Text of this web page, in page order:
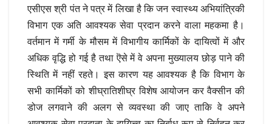
एसीएस श्री पंत ने पत्र में लिखा है कि जन स्वास्थ्य अभियांत्रिकी
विभाग एक अति आवश्यक सेवा प्रदान करने वाला महकमा है।
वर्तमान में गर्मी के मौसम में विभागीय कार्मिकों के दायित्वों में और
अधिक वृद्धि हो गई है तथा ऎसे में वे अपना मुख्यालय छोड़ पाने की
स्थिति में नहीं रहते। इस कारण यह आवश्यक है कि विभाग के
सभी कार्मिकों को शीघ्रातिशीघ्र विशेष आयोजन कर वैक्सीन की
डोज लगवाने की अलग से व्यवस्था की जाए ताकि वे अपने